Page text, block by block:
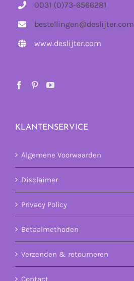
0031 (0)73-6566281
bestellingen@deslijter.com
www.deslijter.com
KLANTENSERVICE
Algemene Voorwaarden
Disclaimer
Privacy Policy
Betaalmethoden
Verzenden & retourneren
Contact